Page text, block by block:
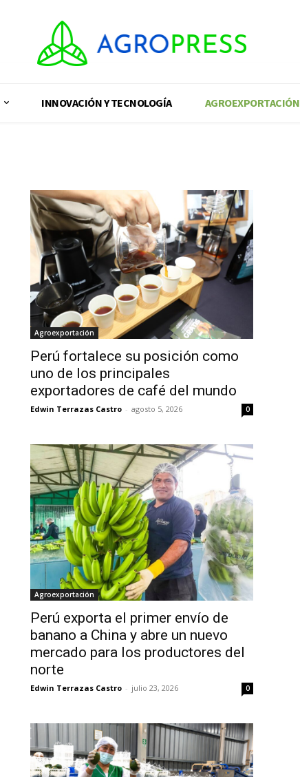
INNOVACIÓN Y TECNOLOGÍA AGROEXPORTACIÓN
Agroexportación
Perú fortalece su posición como
uno de los principales
exportadores de café del mundo
Edwin Terrazas Castro - agosto 5, 2026 0
Agroexportación
Perú exporta el primer envío de
banano a China y abre un nuevo
mercado para los productores del
norte
Edwin Terrazas Castro - julio 23, 2026 0